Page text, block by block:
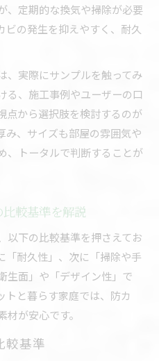
、定期的な換気や掃除が必要
ビの発生を抑えやすく、耐久
、実際にサンプルを触ってみ
る、施工事例やユーザーの口
点から選択肢を検討するのが
み、サイズも部屋の雰囲気や
、トータルで判断することが
較基準を解説
以下の比較基準を押さえてお
「耐久性」、次に「掃除や手
生面」や「デザイン性」で
トと暮らす家庭では、防カ
が安心です。
較基準